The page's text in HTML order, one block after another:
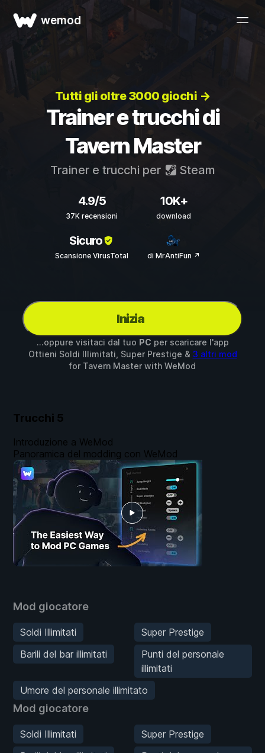
wemod
Tutti gli oltre 3000 giochi →
Trainer e trucchi di
Tavern Master
Trainer e trucchi per Steam
4.9/5
37K recensioni
10K+
download
Sicuro
Scansione VirusTotal di MrAntiFun ↗
Inizia
...oppure visitaci dal tuo PC per scaricare l'app
Ottieni Soldi Illimitati, Super Prestige & 3 altri mod
for Tavern Master with WeMod
Trucchi 5
Mod giocatore
Soldi Illimitati
Super Prestige
Barili del bar illimitati
Punti del personale
illimitati
Umore del personale illimitato
Mod giocatore
Soldi Illimitati
Super Prestige
Introduzione a WeMod
Panoramica del modding con WeMod